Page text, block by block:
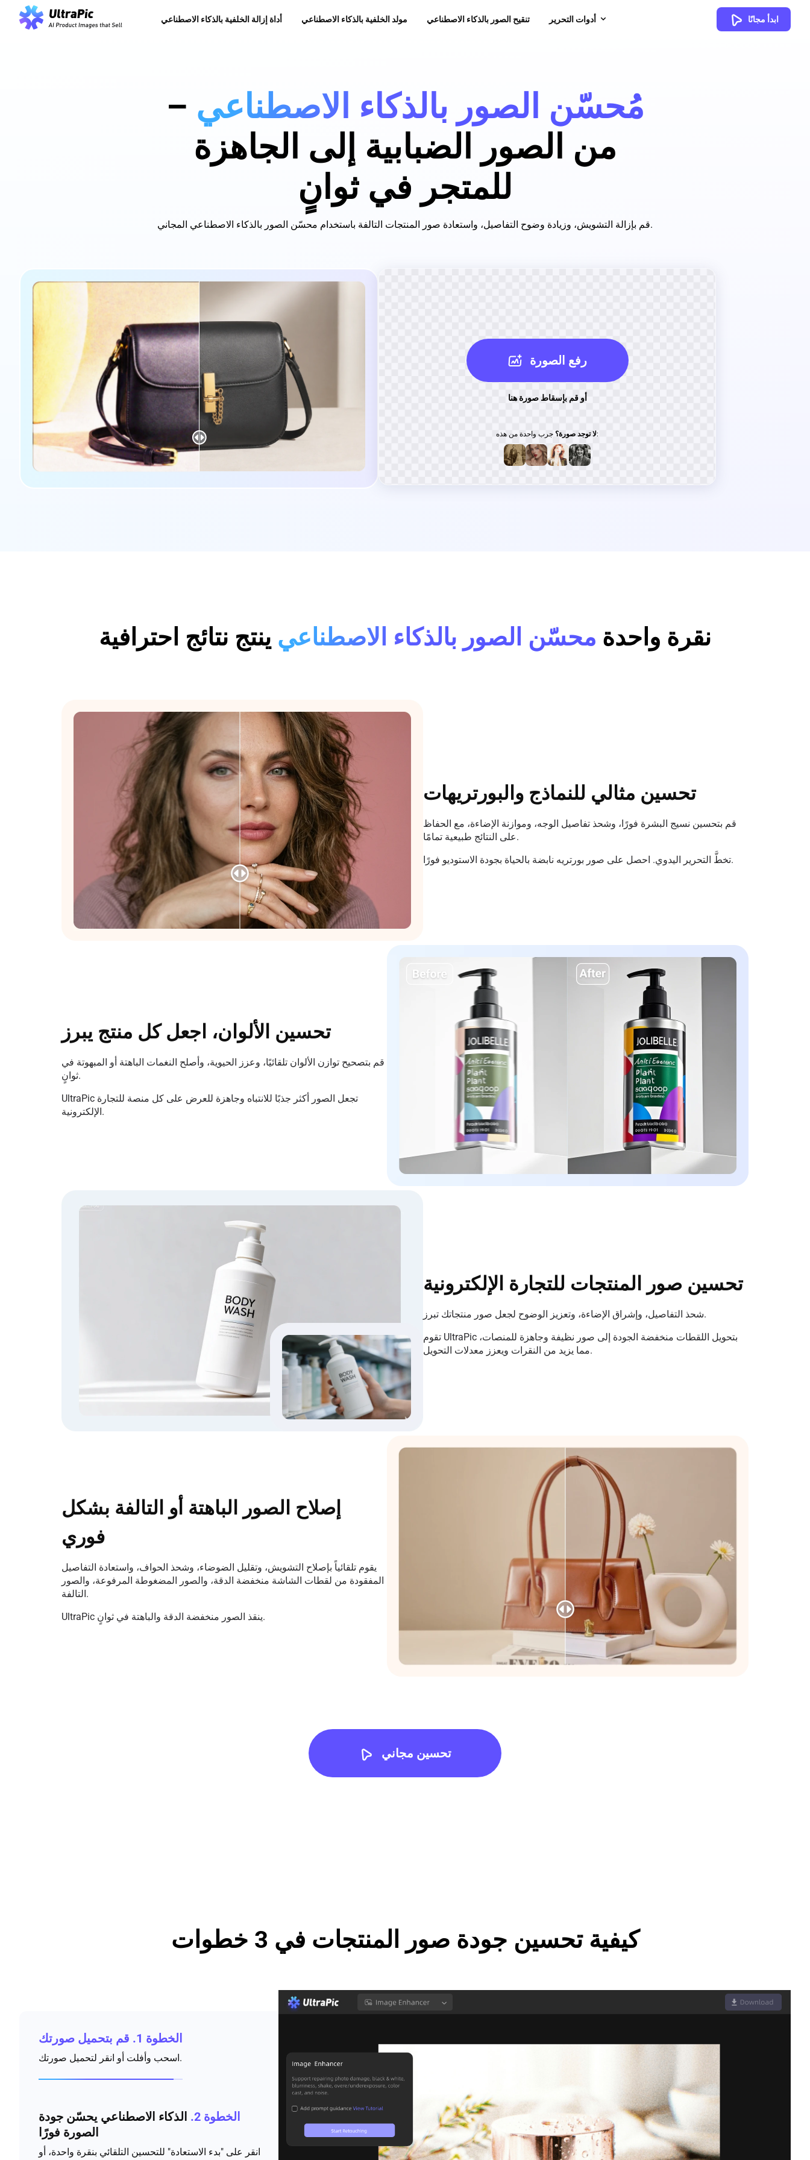
أداة إزالة الخلفية بالذكاء الاصطناعي مولد الخلفية بالذكاء الاصطناعي تنقيح الصور بالذكاء الاصطناعي أدوات التحرير ابدأ مجانًا
مُحسّن الصور بالذكاء الاصطناعي –
من الصور الضبابية إلى الجاهزة
للمتجر في ثوانٍ
قم بإزالة التشويش، وزيادة وضوح التفاصيل، واستعادة صور المنتجات التالفة باستخدام محسّن الصور بالذكاء الاصطناعي المجاني.
رفع الصورة
أو قم بإسقاط صورة هنا
لا توجد صورة؟جرب واحدة من هذه:
نقرة واحدة محسّن الصور بالذكاء الاصطناعي ينتج نتائج احترافية
تحسين مثالي للنماذج والبورتريهات
قم بتحسين نسيج البشرة فورًا، وشحذ تفاصيل الوجه، وموازنة الإضاءة، مع الحفاظ
على النتائج طبيعية تمامًا.
تخطَّ التحرير اليدوي. احصل على صور بورتريه نابضة بالحياة بجودة الاستوديو فورًا.
تحسين الألوان، اجعل كل منتج يبرز
قم بتصحيح توازن الألوان تلقائيًا، وعزز الحيوية، وأصلح النغمات الباهتة أو المبهوتة في
ثوانٍ.
UltraPic تجعل الصور أكثر جذبًا للانتباه وجاهزة للعرض على كل منصة للتجارة
الإلكترونية.
تحسين صور المنتجات للتجارة الإلكترونية
شحذ التفاصيل، وإشراق الإضاءة، وتعزيز الوضوح لجعل صور منتجاتك تبرز.
تقوم UltraPic بتحويل اللقطات منخفضة الجودة إلى صور نظيفة وجاهزة للمنصات،
مما يزيد من النقرات ويعزز معدلات التحويل.
إصلاح الصور الباهتة أو التالفة بشكل
فوري
يقوم تلقائياً بإصلاح التشويش، وتقليل الضوضاء، وشحذ الحواف، واستعادة التفاصيل
المفقودة من لقطات الشاشة منخفضة الدقة، والصور المضغوطة المرفوعة، والصور
التالفة.
UltraPic ينقذ الصور منخفضة الدقة والباهتة في ثوانٍ.
تحسين مجاني
كيفية تحسين جودة صور المنتجات في 3 خطوات
الخطوة 1. قم بتحميل صورتك
اسحب وأفلت أو انقر لتحميل صورتك.
الخطوة 2.
الذكاء الاصطناعي يحسّن جودة
الصورة فورًا
انقر على "بدء الاستعادة" للتحسين التلقائي بنقرة واحدة، أو